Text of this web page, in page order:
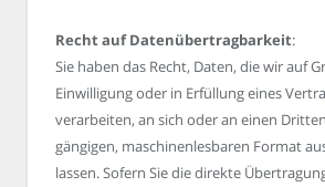
Recht auf Datenübertragbarkeit:
Sie haben das Recht, Daten, die wir auf
Einwilligung oder in Erfüllung eines
verarbeiten, an sich oder an einen
gängigen, maschinenlesbaren Format
lassen. Sofern Sie die direkte